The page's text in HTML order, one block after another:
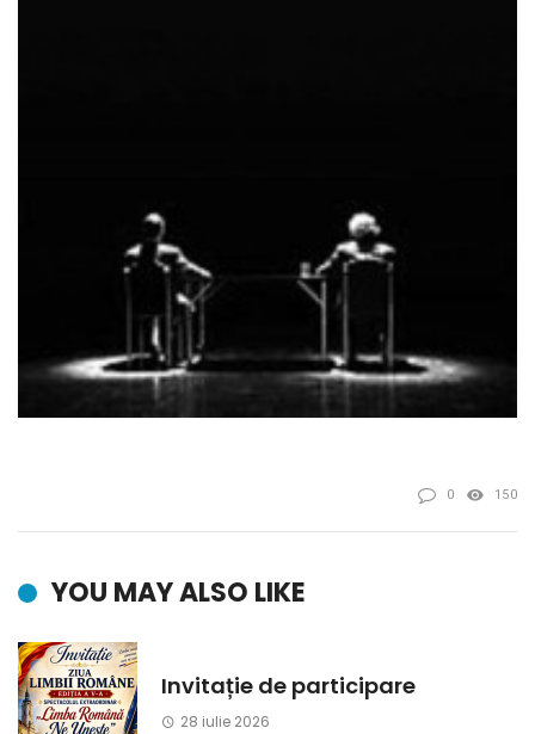
0 150
YOU MAY ALSO LIKE
Invitație de participare
28 iulie 2026